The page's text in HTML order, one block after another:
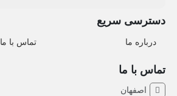
دسترسی سریع
درباره ما تماس با ما
تماس با ما
اصفهان